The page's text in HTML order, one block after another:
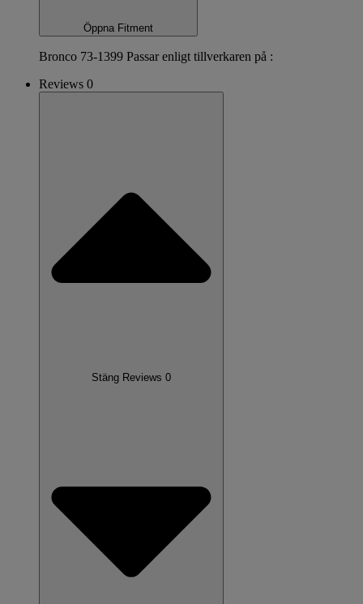
Öppna Fitment
Bronco 73-1399 Passar enligt tillverkaren på :
Reviews 0
Stäng Reviews 0